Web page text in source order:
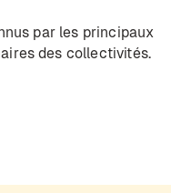
par les principaux
des collectivités.